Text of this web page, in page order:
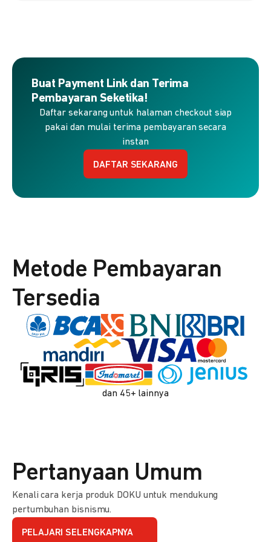
Buat Payment Link dan Terima
Pembayaran Seketika!
Daftar sekarang untuk halaman checkout siap
pakai dan mulai terima pembayaran secara
instan
DAFTAR SEKARANG
Metode Pembayaran
Tersedia
dan 45+ lainnya
Pertanyaan Umum
Kenali cara kerja produk DOKU untuk mendukung
pertumbuhan bisnismu.
PELAJARI SELENGKAPNYA